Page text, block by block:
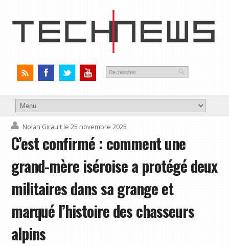
Nolan Girault le 25 novembre 2025
C’est confirmé : comment une
grand-mère iséroise a protégé deux
militaires dans sa grange et
marqué l’histoire des chasseurs
alpins